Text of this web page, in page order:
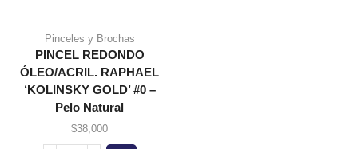
Pinceles y Brochas
PINCEL REDONDO
ÓLEO/ACRIL. RAPHAEL
‘KOLINSKY GOLD’ #0 –
Pelo Natural
$38,000